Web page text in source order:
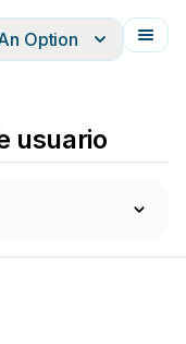
Option
usuario